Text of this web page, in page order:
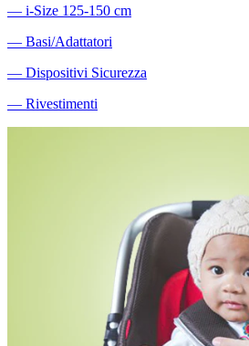
― i-Size 125-150 cm
― Basi/Adattatori
― Dispositivi Sicurezza
― Rivestimenti